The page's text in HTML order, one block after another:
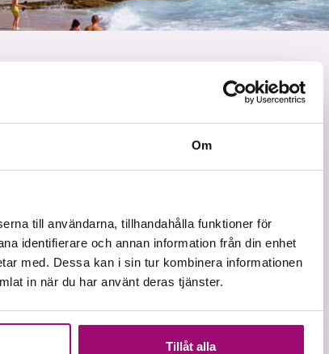
Om
till användarna, tillhandahålla funktioner för
identifierare och annan information från din enhet
med. Dessa kan i sin tur kombinera informationen
in när du har använt deras tjänster.
Tillåt alla